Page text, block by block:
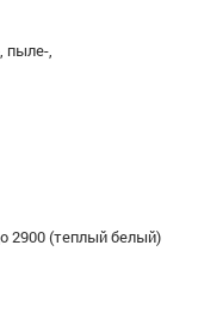
пыле-,
2900 (теплый белый)